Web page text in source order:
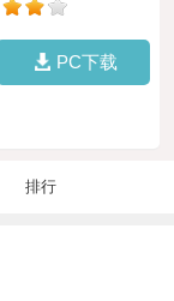
PC下载
排行